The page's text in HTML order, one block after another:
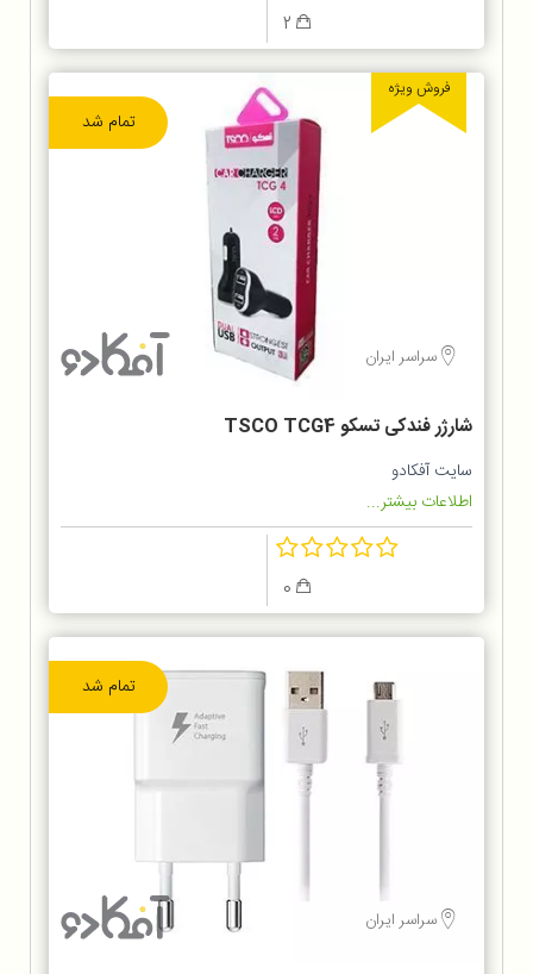
تمام شد
فروش ویژه
سراسر ایران
شارژر فندکی تسکو TSCO TCG4
سایت آفکادو
اطلاعات بیشتر...
تمام شد
سراسر ایران